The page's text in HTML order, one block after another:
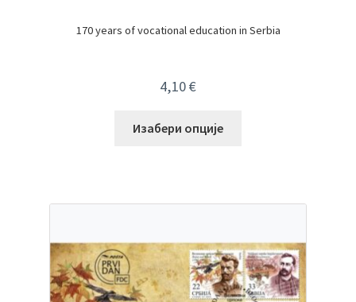
170 years of vocational education in Serbia
4,10€
Изабери опције